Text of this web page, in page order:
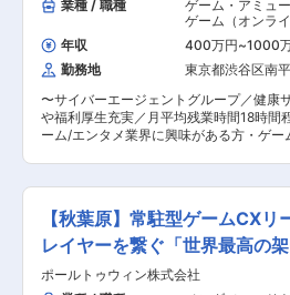
発の初期段階からリードスクリプターと
れます。シナリオリードと密に連携し、
イデアを活かしながら、企画からスクリプ
まで主体的にプロジェクトを牽引する手応
じられる環境です。 ◇まずは他メンバー
ながらメインストーリーのスクリプト実
っていただき、ゆくゆくは5〜6名規模の
率いるリードスクリプターを担っていた
フロー構築といったマネジメント経験を
ができ、将来的には数十名規模のマネジ
囲：会社の定める業務
び方など本来メーカーが考える事が多い
対応でき、開発した機種がホールにおいて
であった点がメーカーから高い評価を得て
す。 ■教育制度： OJTを基本とした教育体制と
しています。 ※開発未経験者は規則等の研
けて頂くことになります。 ■その他職種内容一覧
（以下の職種も募集しております） ・パ
演出ディレクター（業界経験者限定） ・
のランプ作成（業界経験者限定） ・パチ
業種 / 職種
ゲーム・アミュ
ゲーム（オンラ
QA・テスター
エンジニア・コ
ドエンジニア（ゲ
年収 400万円~1000
勤務地
東京都渋谷区南
〜サイバーエージェントグループ／健康
や福利厚生充実／月平均残業時間18時間
ーム/エンタメ業界に興味がある方・ゲー
ムにおけるQAエンジニア業務を担当して
きます。 ■業務内容： 社内開発タイトルにおけ
る、ソフトウェア品質向上を目的とする
に関わる職務を担当していただきます。
の想定する動作を継続的に保障するため
メーションテスト開発 ・ゲームプレイデ
【秋葉原】常駐型ゲームCX
レイヤーを繋ぐ「世界最高の
ポールトゥウィン株式会社